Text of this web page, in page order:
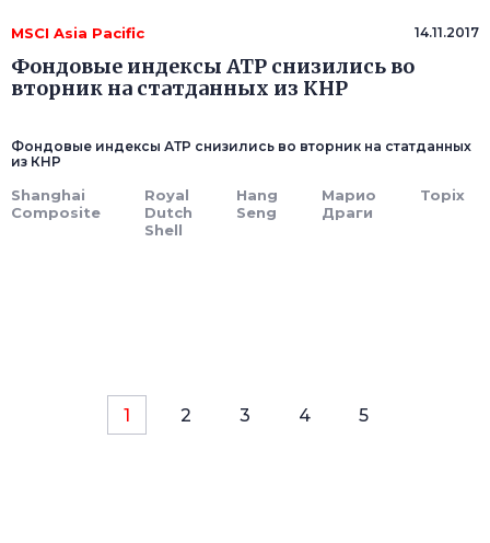
MSCI Asia Pacific 14.11.2017
Фондовые индексы АТР снизились во
вторник на статданных из КНР
Фондовые индексы АТР снизились во вторник на статданных
из КНР
Shanghai
Composite
Royal
Dutch
Shell
Hang
Seng
Марио
Драги
Topix
1 2 3 4 5